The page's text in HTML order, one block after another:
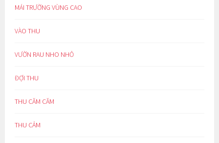
MÁI TRƯỜNG VÙNG CAO
VÀO THU
VƯỜN RAU NHO NHỎ
ĐỢI THU
THU CĂM CĂM
THU CẢM